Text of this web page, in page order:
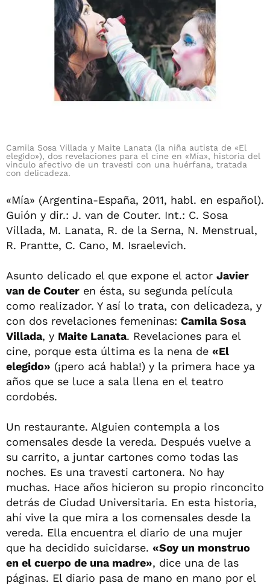
Camila Sosa Villada y Maite Lanata (la niña autista de «El
elegido»), dos revelaciones para el cine en «Mía», historia del
vínculo afectivo de un travesti con una huérfana, tratada
con delicadeza.
«Mía» (Argentina-España, 2011, habl. en español).
Guión y dir.: J. van de Couter. Int.: C. Sosa
Villada, M. Lanata, R. de la Serna, N. Menstrual,
R. Prantte, C. Cano, M. Israelevich.
Asunto delicado el que expone el actor Javier
van de Couter en ésta, su segunda película
como realizador. Y así lo trata, con delicadeza, y
con dos revelaciones femeninas: Camila Sosa
Villada, y Maite Lanata. Revelaciones para el
cine, porque esta última es la nena de «El
elegido» (¡pero acá habla!) y la primera hace ya
años que se luce a sala llena en el teatro
cordobés.
Un restaurante. Alguien contempla a los
comensales desde la vereda. Después vuelve a
su carrito, a juntar cartones como todas las
noches. Es una travesti cartonera. No hay
muchas. Hace años hicieron su propio rinconcito
detrás de Ciudad Universitaria. En esta historia,
ahí vive la que mira a los comensales desde la
vereda. Ella encuentra el diario de una mujer
que ha decidido suicidarse. «Soy un monstruo
en el cuerpo de una madre», dice una de las
páginas. El diario pasa de mano en mano por el